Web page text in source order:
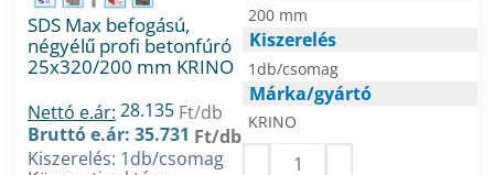
SDS Max befogású,
négyélű profi betonfúró
25x320/200 mm KRINO
Nettó e.ár: 28.135 Ft/db
Bruttó e.ár: 35.731 Ft/db
Kiszerelés: 1db/csomag
200 mm
Kiszerelés
1db/csomag
Márka/gyártó
KRINO